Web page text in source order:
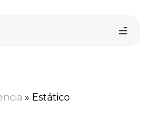
» Estático